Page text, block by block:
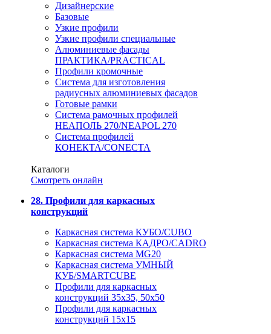
Дизайнерские
Базовые
Узкие профили
Узкие профили специальные
Алюминиевые фасады
ПРАКТИКА/PRACTICAL
Профили кромочные
Система для изготовления
радиусных алюминиевых фасадов
Готовые рамки
Система рамочных профилей
НЕАПОЛЬ 270/NEAPOL 270
Система профилей
КОНЕКТА/CONECTA
Каталоги
Смотреть онлайн
28. Профили для каркасных
конструкций
Каркасная система КУБО/CUBO
Каркасная система КАДРО/CADRO
Каркасная система MG20
Каркасная система УМНЫЙ
КУБ/SMARTCUBE
Профили для каркасных
конструкций 35x35, 50x50
Профили для каркасных
конструкций 15х15